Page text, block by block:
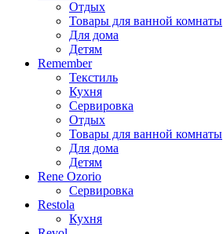
Отдых
Товары для ванной комнаты
Для дома
Детям
Remember
Текстиль
Кухня
Сервировка
Отдых
Товары для ванной комнаты
Для дома
Детям
Rene Ozorio
Сервировка
Restola
Кухня